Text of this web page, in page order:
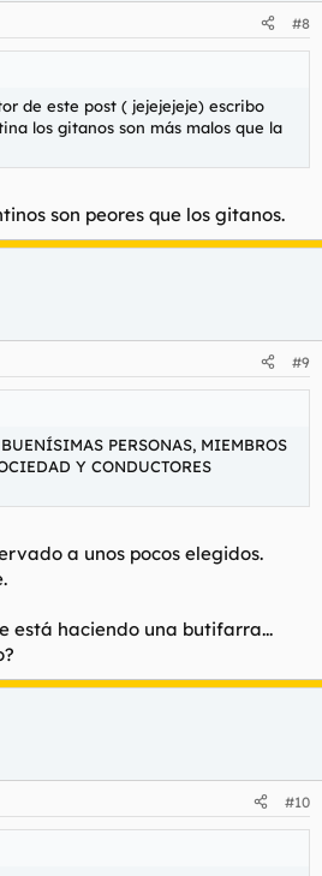
#8
de este post ( jejejejeje) escribo
los gitanos son más malos que la
son peores que los gitanos.
#9
PERSONAS, MIEMBROS
Y CONDUCTORES
a unos pocos elegidos.
está haciendo una butifarra...
#10